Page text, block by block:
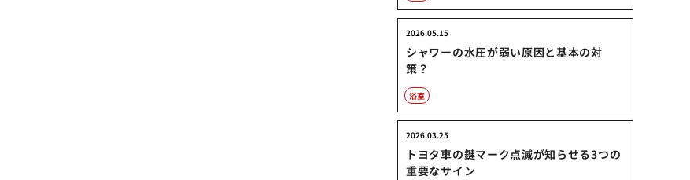
シャワーの水圧が弱い原因と基本の対
策？
2026.05.15
浴室
トヨタ車の鍵マーク点滅が知らせる3つの
重要なサイン
2026.03.25